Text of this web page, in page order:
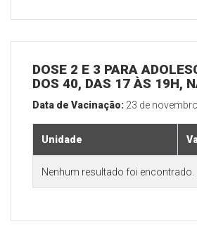
DOSE 2 E 3 PARA
DOS 40, DAS 17 ÀS 19H,
Data de Vacinação: 23 de
Unidade
Nenhum resultado foi encontrado.